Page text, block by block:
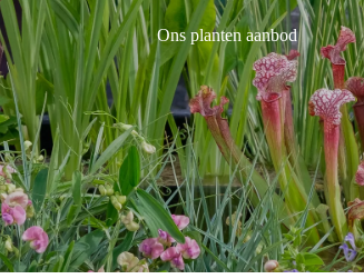
Ons planten aanbod